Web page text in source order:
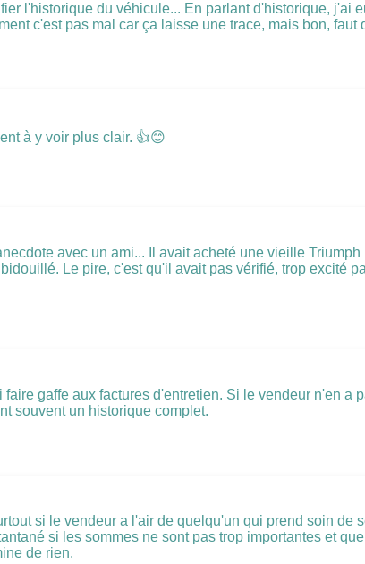
l'historique du véhicule... En parlant d'historique, j'ai
c'est pas mal car ça laisse une trace, mais bon, faut
à y voir plus clair. 👍😊
avec un ami... Il avait acheté une vieille
Le pire, c'est qu'il avait pas vérifié, trop excité
gaffe aux factures d'entretien. Si le vendeur n'en a
souvent un historique complet.
si le vendeur a l'air de quelqu'un qui prend soin de
si les sommes ne sont pas trop importantes et
de rien.